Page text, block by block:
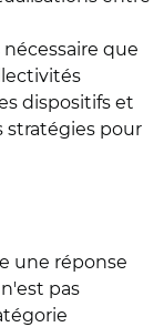
que
dispositifs et
pour
une réponse
pas